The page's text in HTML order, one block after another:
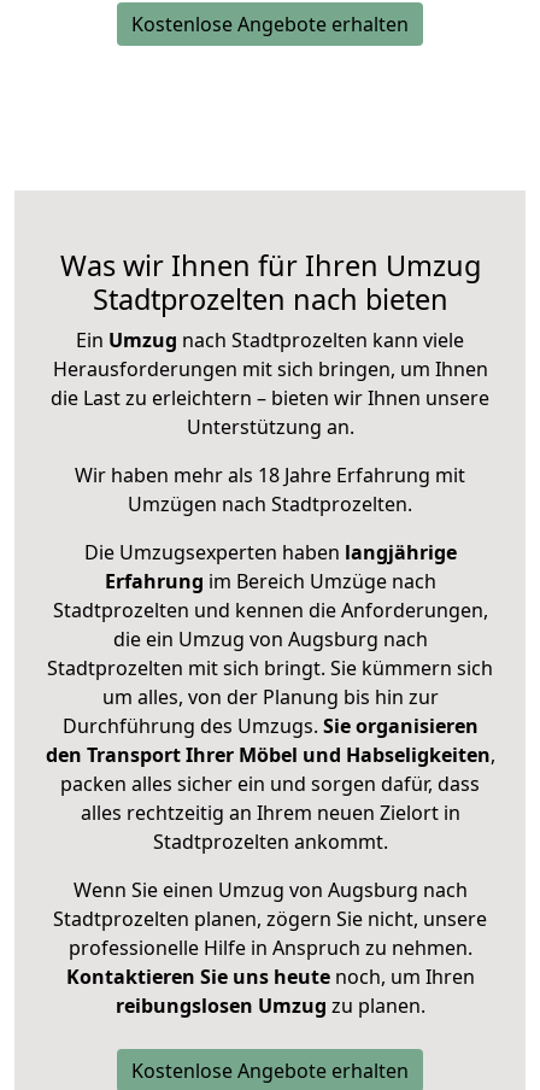
Kostenlose Angebote erhalten
Was wir Ihnen für Ihren Umzug
Stadtprozelten nach bieten
Ein Umzug nach Stadtprozelten kann viele
Herausforderungen mit sich bringen, um Ihnen
die Last zu erleichtern – bieten wir Ihnen unsere
Unterstützung an.
Wir haben mehr als 18 Jahre Erfahrung mit
Umzügen nach Stadtprozelten.
Die Umzugsexperten haben langjährige
Erfahrung im Bereich Umzüge nach
Stadtprozelten und kennen die Anforderungen,
die ein Umzug von Augsburg nach
Stadtprozelten mit sich bringt. Sie kümmern sich
um alles, von der Planung bis hin zur
Durchführung des Umzugs. Sie organisieren
den Transport Ihrer Möbel und Habseligkeiten,
packen alles sicher ein und sorgen dafür, dass
alles rechtzeitig an Ihrem neuen Zielort in
Stadtprozelten ankommt.
Wenn Sie einen Umzug von Augsburg nach
Stadtprozelten planen, zögern Sie nicht, unsere
professionelle Hilfe in Anspruch zu nehmen.
Kontaktieren Sie uns heutenoch, um Ihren
reibungslosen Umzug zu planen.
Kostenlose Angebote erhalten